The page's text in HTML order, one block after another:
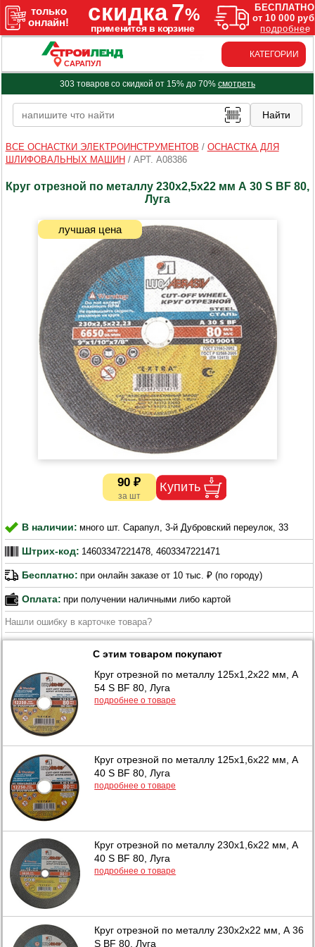
САРАПУЛ
КАТЕГОРИИ
303 товаров со скидкой от 15% до 70% смотреть
ВСЕ ОСНАСТКИ ЭЛЕКТРОИНСТРУМЕНТОВ / ОСНАСТКА ДЛЯ
ШЛИФОВАЛЬНЫХ МАШИН / АРТ. A08386
Круг отрезной по металлу 230х2,5х22 мм А 30 S BF 80,
Луга
90 ₽
В наличии: много шт. Сарапул, 3-й Дубровский переулок, 33
Штрих-код: 14603347221478, 4603347221471
Бесплатно: при онлайн заказе от 10 тыс. ₽ (по городу)
Оплата: при получении наличными либо картой
Нашли ошибку в карточке товара?
С этим товаром покупают
Круг отрезной по металлу 125х1,2х22 мм, А
54 S BF 80, Луга
подробнее о товаре
Круг отрезной по металлу 125х1,6х22 мм, А
40 S BF 80, Луга
подробнее о товаре
Круг отрезной по металлу 230х1,6х22 мм, А
40 S BF 80, Луга
подробнее о товаре
Круг отрезной по металлу 230х2х22 мм, А 36
S BF 80, Луга